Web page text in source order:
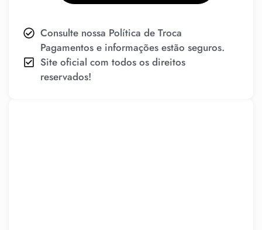
Consulte nossa Política de Troca
Pagamentos e informações estão seguros.
Site oficial com todos os direitos
reservados!